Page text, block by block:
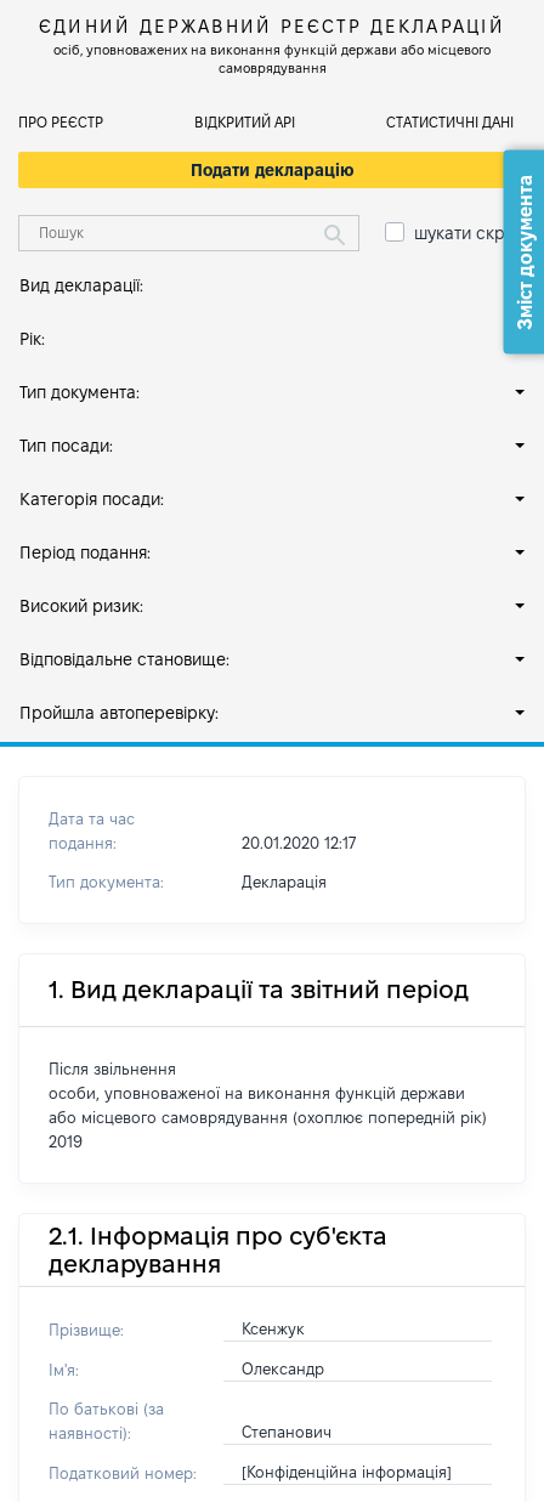
ЄДИНИЙ ДЕРЖАВНИЙ РЕЄСТР ДЕКЛАРАЦІЙ
осіб, уповноважених на виконання функцій держави або місцевого
самоврядування
ПРО РЕЄСТР ВІДКРИТИЙ АРІ СТАТИСТИЧНІ ДАНІ
Подати декларацію
шукати скрізь
Вид декларації:
Рік:
Тип документа:
Тип посади:
Категорія посади:
Період подання:
Високий ризик:
Відповідальне становище:
Пройшла автоперевірку:
Дата та час
подання:
20.01.2020 12:17
Тип документа: Декларація
1. Вид декларації та звітний період
Після звільнення
особи, уповноваженої на виконання функцій держави
або місцевого самоврядування (охоплює попередній рік)
2019
2.1. Інформація про суб'єкта
декларування
Прізвище: Ксенжук
Ім'я: Олександр
По батькові (за
наявності):
Степанович
Податковий номер: [Конфіденційна інформація]
Зміст документа